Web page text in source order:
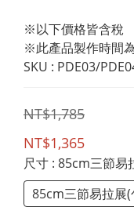
※以下價格皆含稅
※此產品製作時間
SKU : PDE03/
NT$1,785
NT$1,365
尺寸 : 85cm三節易
85cm三節易拉展